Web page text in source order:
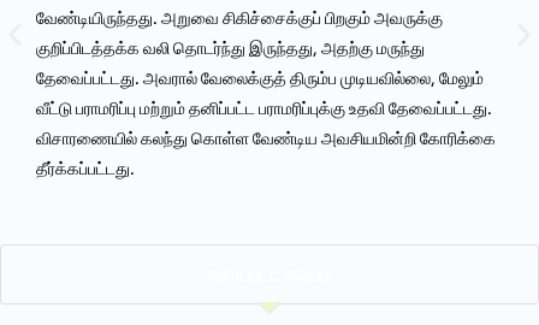
வேண்டியிருந்தது. அறுவை சிகிச்சைக்குப் பிறகும் அவருக்கு
குறிப்பிடத்தக்க வலி தொடர்ந்து இருந்தது, அதற்கு மருந்து
தேவைப்பட்டது. அவரால் வேலைக்குத் திரும்ப முடியவில்லை, மேலும்
வீட்டு பராமரிப்பு மற்றும் தனிப்பட்ட பராமரிப்புக்கு உதவி தேவைப்பட்டது.
விசாரணையில் கலந்து கொள்ள வேண்டிய அவசியமின்றி கோரிக்கை
தீர்க்கப்பட்டது.